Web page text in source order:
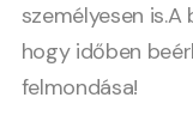
személyesen
hogy időben
felmondása!